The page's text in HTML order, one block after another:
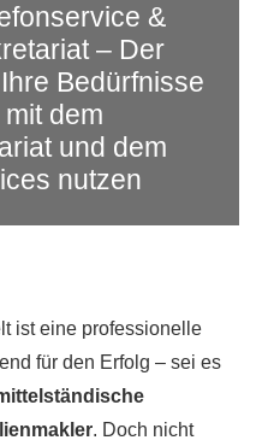
&
– Der
Bedürfnisse
dem
und dem
nutzen
ist eine professionelle
für den Erfolg – sei es
. Doch nicht